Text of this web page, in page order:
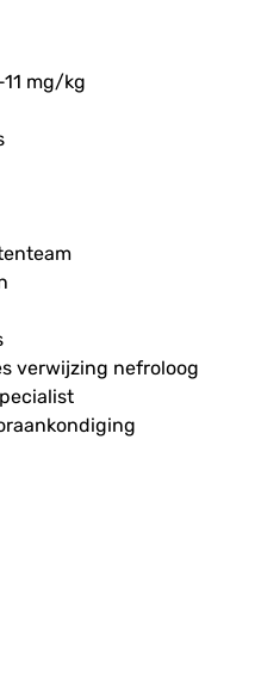
mg/kg
verwijzing nefroloog